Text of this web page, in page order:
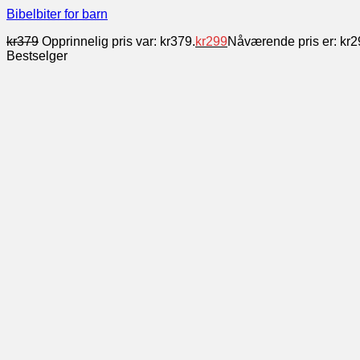
Bibelbiter for barn
kr379 Opprinnelig pris var: kr379.kr299Nåværende pris er:
Bestselger